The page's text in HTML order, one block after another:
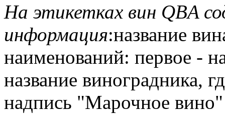
На этикетках вин QВA
информация:название
наименований: первое -
название виноградника,
надпись "Марочное